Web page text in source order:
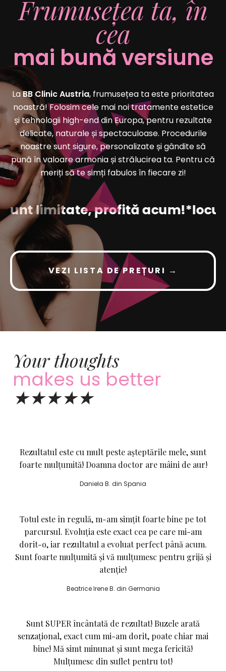
Frumusețea ta, în
cea
mai bună versiune
LaBB ClinicAustria, frumusețea ta este prioritatea
noastră! Folosim cele mai noi tratamente estetice
și tehnologii high-end din Europa, pentru rezultate
delicate, naturale și spectaculoase. Procedurile
noastre sunt sigure, personalizate și gândite să
pună în valoare armonia și strălucirea ta. Pentru că
meriți să te simți fabulos în fiecare zi!
limitate, profită acum!
VEZI LISTA DE PREȚURI →
Your thoughts
makes us better
★★★★★
Daniela B. din Spania
Rezultatul este cu mult peste așteptările mele, sunt
foarte mulțumită! Doamna doctor are mâini de aur!
Beatrice Irene B. din Germania
Totul este în regulă, m-am simțit foarte bine pe tot
parcursul. Evoluția este exact cea pe care mi-am
dorit-o, iar rezultatul a evoluat perfect până acum.
Sunt foarte mulțumită și vă mulțumesc pentru grijă și
atenție!
Sunt SUPER încântată de rezultat! Buzele arată
senzațional, exact cum mi-am dorit, poate chiar mai
bine! Mă simt minunat și sunt mega fericită!
Mulțumesc din suflet pentru tot!